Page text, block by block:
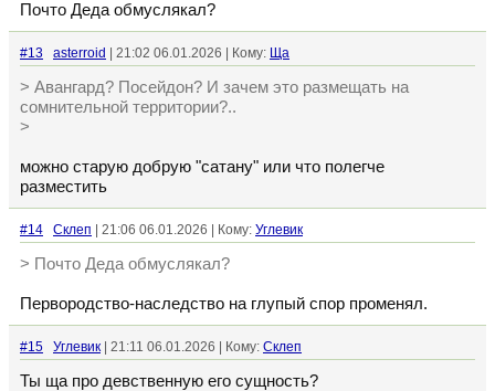
Почто Деда обмуслякал?
#13 asterroid | 21:02 06.01.2026 | Кому: Ща
> Авангард? Посейдон? И зачем это размещать на
сомнительной территории?..
>
можно старую добрую "сатану" или что полегче
разместить
#14 Склеп | 21:06 06.01.2026 | Кому: Углевик
> Почто Деда обмуслякал?
Первородство-наследство на глупый спор променял.
#15 Углевик | 21:11 06.01.2026 | Кому: Склеп
Ты ща про девственную его сущность?